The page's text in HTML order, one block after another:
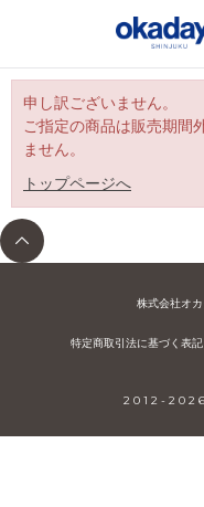
申し訳ございません。
ご指定の商品は販売期間
ません。
トップページへ
株式会社オカ
特定商取引法に基づく表記
2012- 2026